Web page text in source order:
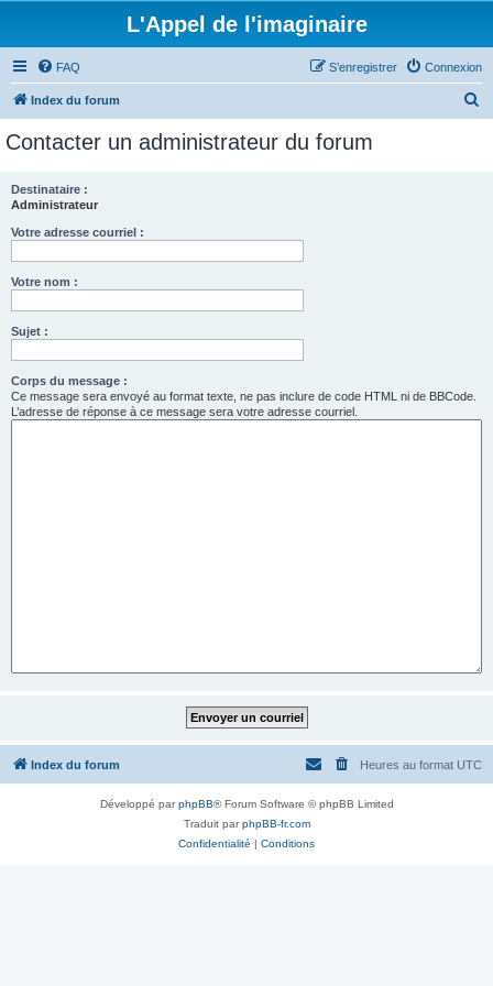
L'Appel de l'imaginaire
FAQ Connexion
S’enregistrer
Index du forum
Contacter un administrateur du forum
Destinataire :
Administrateur
Votre adresse courriel :
Votre nom :
Sujet :
Corps du message :
Ce message sera envoyé au format texte, ne pas inclure de code HTML ni de BBCode.
L’adresse de réponse à ce message sera votre adresse courriel.
Index du forum Heures au format UTC
Développé parphpBB® Forum Software © phpBB Limited
Traduit parphpBB-fr.com
Confidentialité | Conditions